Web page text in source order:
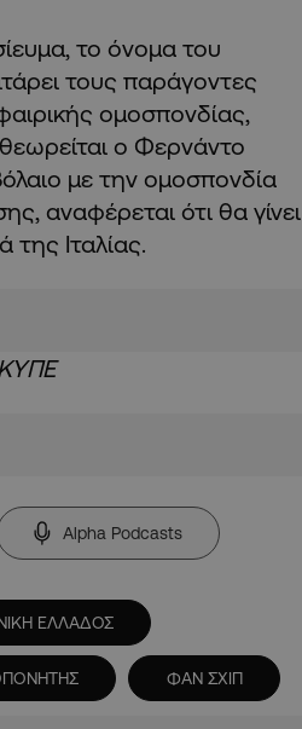
το όνομα του
τους παράγοντες
ομοσπονδίας,
ο Φερνάντο
με την ομοσπονδία
αναφέρεται ότι θα γίνει
Ιταλίας.
Alpha Podcasts
ΕΛΛΑΔΟΣ
ΦΑΝ ΣΧΙΠ